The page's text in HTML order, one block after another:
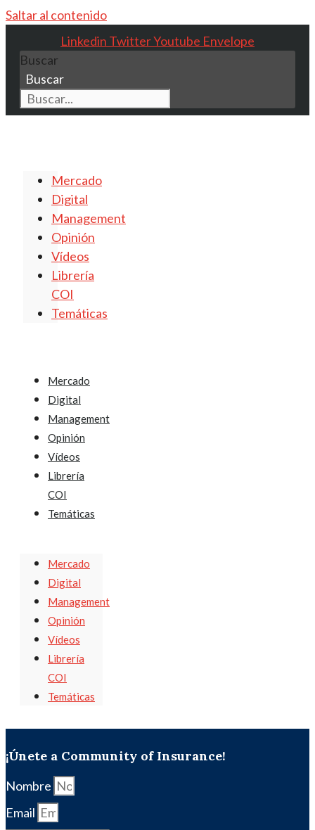
Saltar al contenido
Linkedin TwitterYoutube Envelope
Buscar
Buscar
Mercado
Digital
Management
Opinión
Vídeos
Librería
COI
Temáticas
Mercado
Digital
Management
Opinión
Vídeos
Librería
COI
Temáticas
Mercado
Digital
Management
Opinión
Vídeos
Librería
COI
Temáticas
¡Únete a Community of Insurance!
Nombre
Email